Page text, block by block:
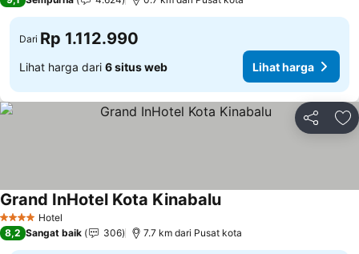
Dari Rp 1.112.990
Lihat harga dari 6 situs web Lihat harga
Bagikan
4 BintangHotel
Grand InHotel Kota KinabaluLihat harga
8,2 Sangat baik 306 7.7 km dari Pusat kota